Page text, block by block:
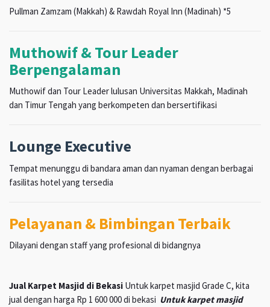
Pullman Zamzam (Makkah) & Rawdah Royal Inn (Madinah) *5
Muthowif & Tour Leader
Berpengalaman
Muthowif dan Tour Leader lulusan Universitas Makkah, Madinah
dan Timur Tengah yang berkompeten dan bersertifikasi
Lounge Executive
Tempat menunggu di bandara aman dan nyaman dengan berbagai
fasilitas hotel yang tersedia
Pelayanan & Bimbingan Terbaik
Dilayani dengan staff yang profesional di bidangnya
Jual Karpet Masjid di Bekasi Untuk karpet masjid Grade C, kita
jual dengan harga Rp 1 600 000 di bekasi Untuk karpet masjid